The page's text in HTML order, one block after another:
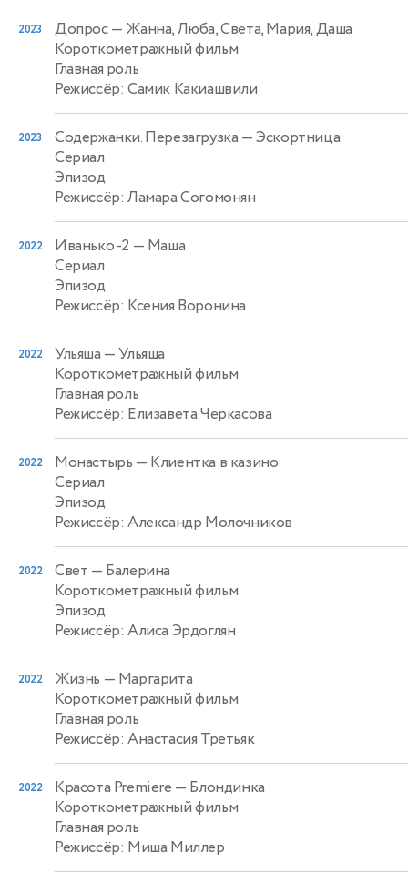
2023 Допрос— Жанна, Люба, Света, Мария, Даша
Короткометражный фильм
Главная роль
Режиссёр: Самик Какиашвили
2023 Содержанки. Перезагрузка — Эскортница
Сериал
Эпизод
Режиссёр: Ламара Согомонян
2022 Иванько -2 — Маша
Сериал
Эпизод
Режиссёр: Ксения Воронина
2022 Ульяша — Ульяша
Короткометражный фильм
Главная роль
Режиссёр: Елизавета Черкасова
2022 Монастырь — Клиентка в казино
Сериал
Эпизод
Режиссёр: Александр Молочников
2022 Свет — Балерина
Короткометражный фильм
Эпизод
Режиссёр: Алиса Эрдоглян
2022 Жизнь — Маргарита
Короткометражный фильм
Главная роль
Режиссёр: Анастасия Третьяк
2022 Красота Premiere — Блондинка
Короткометражный фильм
Главная роль
Режиссёр: Миша Миллер